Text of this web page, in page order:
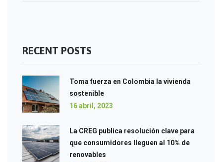
RECENT POSTS
Toma fuerza en Colombia la vivienda
sostenible
16 abril, 2023
La CREG publica resolución clave para
que consumidores lleguen al 10% de
renovables